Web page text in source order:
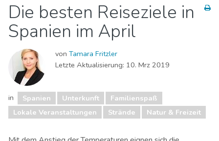
Essen & Restaurants
Familienspaß
Lokale Veranstaltungen
Museen & Kunst
Nachtleben & Bars
Natur & Freizeit
Sport & Abenteuer
Strände
Die besten Reiseziele in
Spanien im April
von Tamara Fritzler
Letzte Aktualisierung: 10. Mrz 2019
in Spanien Unterkunft
Familienspaß
Lokale Veranstaltungen
Strände Natur & Freizeit